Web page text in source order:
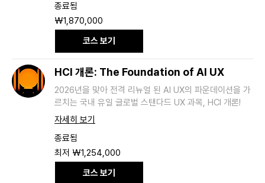
종료됨
1,870,000
대
원
₩1,870,000
코스 보기
HCI 개론: The Foundation of AI UX
2026년을 맞아 전격 리뉴얼 된 AI UX의 파운데이션을 가
르치는 국내 유일 글로벌 스탠다드 UX 과목, HCI 개론!
자세히 보기
종료됨
최
저
최저 ₩1,254,000
코스 보기